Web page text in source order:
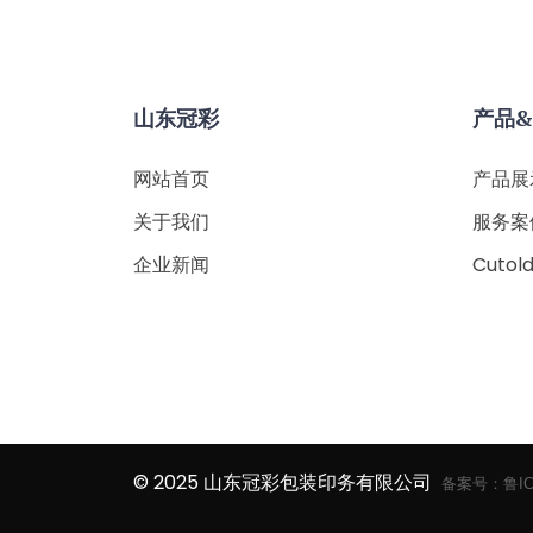
山东冠彩
网站首页
关于我们
企业新闻
产品
产品
服务
Cutold
© 2025 山东冠彩包装印务有限公司 备案号： 鲁